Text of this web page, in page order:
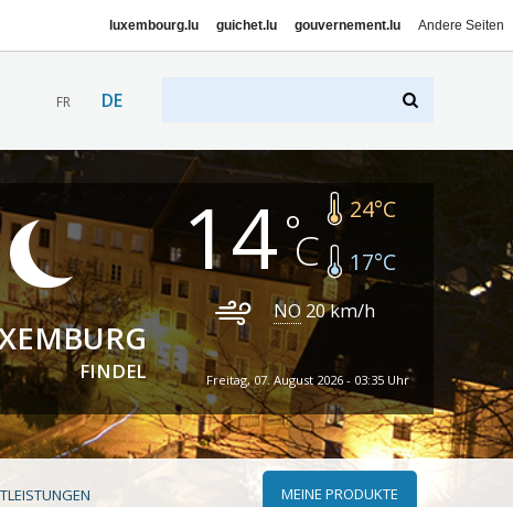
luxembourg.lu guichet.lu gouvernement.lu Andere Seiten
FR DE
FINDEL
14 24°C
17°C
NO 20km/h
Freitag, 07. August 2026 - 03:35 Uhr
MEINE PRODUKTE